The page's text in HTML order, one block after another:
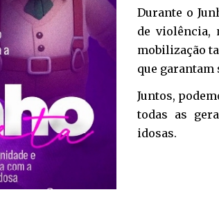
Durante o
de violência,
mobilização
que garantam
Juntos,
todas as
idosas.